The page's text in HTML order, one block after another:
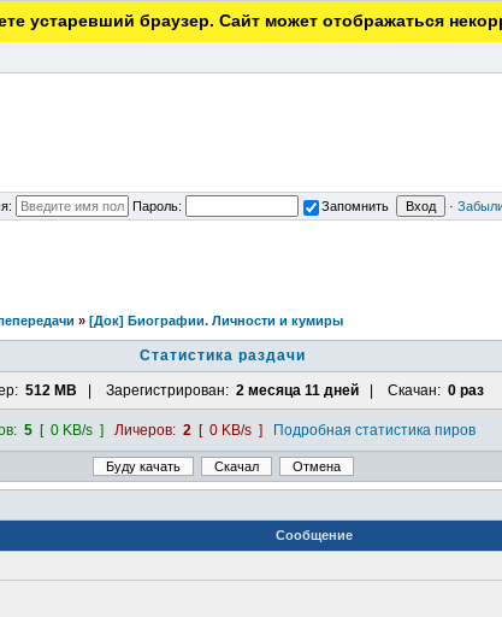
устаревший браузер. Сайт может отображаться
Пароль: Запомнить ·
» [Док] Биографии. Личности и кумиры
Статистика раздачи
512 MB | Зарегистрирован: 2 месяца 11 дней| Скачан: 0 раз
5 [ 0 KB/s ] Личеров: 2 [ 0 KB/s ] Подробная статистика пиров
Сообщение